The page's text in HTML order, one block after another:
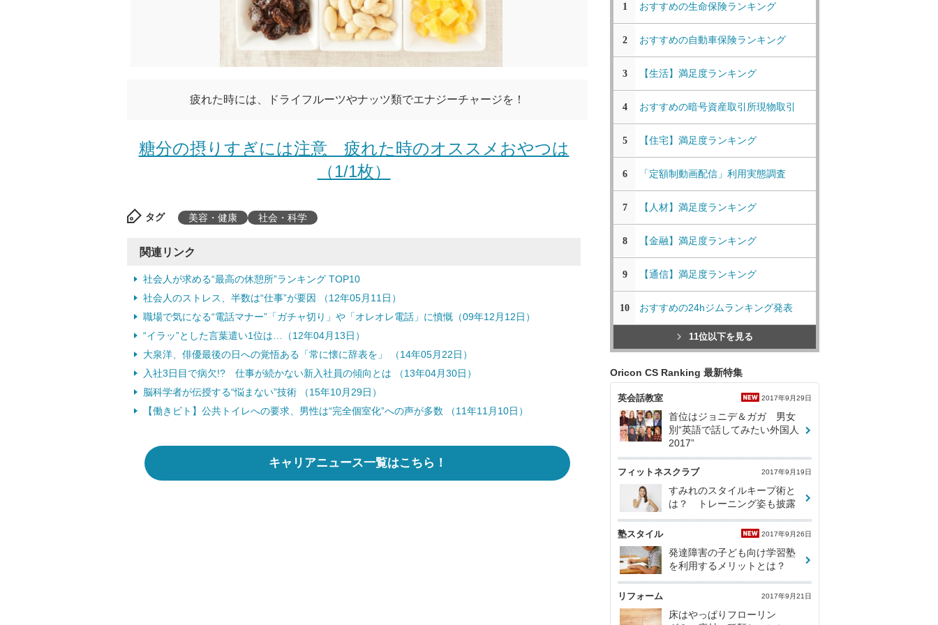
疲れた時には、ドライフルーツやナッツ類でエナジーチャージを！
糖分の摂りすぎには注意 疲れた時のオススメおやつは
（1/1枚）
タグ 美容・健康 社会・科学
関連リンク
社会人が求める“最高の休憩所”ランキング TOP10
社会人のストレス、半数は“仕事”が要因 （12年05月11日）
職場で気になる“電話マナー”「ガチャ切り」や「オレオレ電話」に憤慨（09年12月12日）
“イラッ”とした言葉遣い1位は…（12年04月13日）
大泉洋、俳優最後の日への覚悟ある「常に懐に辞表を」 （14年05月22日）
入社3日目で病欠!? 仕事が続かない新入社員の傾向とは （13年04月30日）
脳科学者が伝授する“悩まない”技術 （15年10月29日）
【働きビト】公共トイレへの要求、男性は“完全個室化”への声が多数 （11年11月10日）
キャリアニュース一覧はこちら！
1 おすすめの生命保険ランキング
2 おすすめの自動車保険ランキング
3 【生活】満足度ランキング
4 おすすめの暗号資産取引所現物取引
5 【住宅】満足度ランキング
6 「定額制動画配信」利用実態調査
7 【人材】満足度ランキング
8 【金融】満足度ランキング
9 【通信】満足度ランキング
10 おすすめの24hジムランキング発表
11位以下を見る
Oricon CS Ranking 最新特集
英会話教室 2017年9月29日
首位はジョニデ＆ガガ 男女
別“英語で話してみたい外国人
2017”
フィットネスクラブ 2017年9月19日
すみれのスタイルキープ術と
は？ トレーニング姿も披露
塾スタイル 2017年9月26日
発達障害の子ども向け学習塾
を利用するメリットとは？
リフォーム 2017年9月21日
床はやっぱりフローリン